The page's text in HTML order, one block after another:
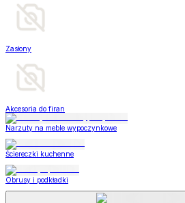
Zasłony
Akcesoria do firan
Narzuty na meble wypoczynkowe
Ściereczki kuchenne
Obrusy i podkładki